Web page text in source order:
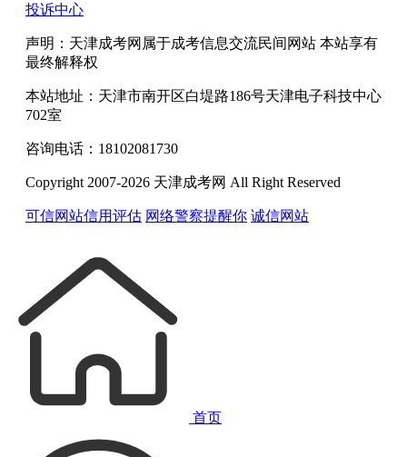
投诉中心
声明：天津成考网属于成考信息交流民间网站 本站享有
最终解释权
本站地址：天津市南开区白堤路186号天津电子科技中心
702室
咨询电话：18102081730
Copyright 2007-2026 天津成考网 All Right Reserved
可信网站信用评估 网络警察提醒你 诚信网站
首页